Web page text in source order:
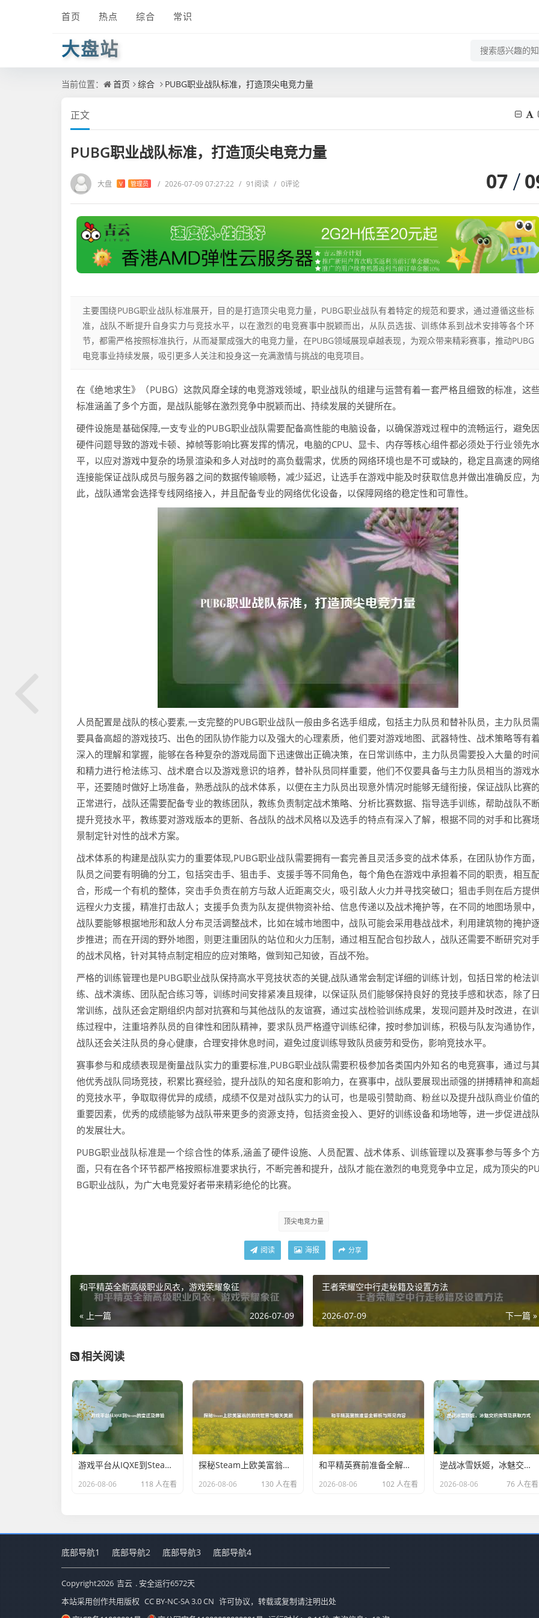
首页 热点 综合 常识
大盘站
当前位置： 首页 综合 PUBG职业战队标准，打造顶尖电竞力量
正文
PUBG职业战队标准，打造顶尖电竞力量
大盘 V 管理员 / 2026-07-09 07:27:22 / 91阅读 / 0评论 07
主要围绕PUBG职业战队标准展开，目的是打造顶尖电竞力量，PUBG职业战队有着特定的规范和要求，通过遵循这些标
准，战队不断提升自身实力与竞技水平，以在激烈的电竞赛事中脱颖而出，从队员选拔、训练体系到战术安排等各个环
节，都需严格按照标准执行，从而凝聚成强大的电竞力量，在PUBG领域展现卓越表现，为观众带来精彩赛事，推动PUBG
电竞事业持续发展，吸引更多人关注和投身这一充满激情与挑战的电竞项目。
在《绝地求生》（PUBG）这款风靡全球的电竞游戏领域，职业战队的组建与运营有着一套严格且细致的标准，这
标准涵盖了多个方面，是战队能够在激烈竞争中脱颖而出、持续发展的关键所在。
硬件设施是基础保障,一支专业的PUBG职业战队需要配备高性能的电脑设备，以确保游戏过程中的流畅运行，避免因
硬件问题导致的游戏卡顿、掉帧等影响比赛发挥的情况，电脑的CPU、显卡、内存等核心组件都必须处于行业领先
平，以应对游戏中复杂的场景渲染和多人对战时的高负载需求，优质的网络环境也是不可或缺的，稳定且高速的网
连接能保证战队成员与服务器之间的数据传输顺畅，减少延迟，让选手在游戏中能及时获取信息并做出准确反应，为
此，战队通常会选择专线网络接入，并且配备专业的网络优化设备，以保障网络的稳定性和可靠性。
人员配置是战队的核心要素,一支完整的PUBG职业战队一般由多名选手组成，包括主力队员和替补队员，主力队员需
要具备高超的游戏技巧、出色的团队协作能力以及强大的心理素质，他们要对游戏地图、武器特性、战术策略等有着
深入的理解和掌握，能够在各种复杂的游戏局面下迅速做出正确决策，在日常训练中，主力队员需要投入大量的时间
和精力进行枪法练习、战术磨合以及游戏意识的培养，替补队员同样重要，他们不仅要具备与主力队员相当的游戏
平，还要随时做好上场准备，熟悉战队的战术体系，以便在主力队员出现意外情况时能够无缝衔接，保证战队比赛的
正常进行，战队还需要配备专业的教练团队，教练负责制定战术策略、分析比赛数据、指导选手训练，帮助战队不
提升竞技水平，教练要对游戏版本的更新、各战队的战术风格以及选手的特点有深入了解，根据不同的对手和比赛场
景制定针对性的战术方案。
战术体系的构建是战队实力的重要体现,PUBG职业战队需要拥有一套完善且灵活多变的战术体系，在团队协作方面，
队员之间要有明确的分工，包括突击手、狙击手、支援手等不同角色，每个角色在游戏中承担着不同的职责，相互
合，形成一个有机的整体，突击手负责在前方与敌人近距离交火，吸引敌人火力并寻找突破口；狙击手则在后方提
远程火力支援，精准打击敌人；支援手负责为队友提供物资补给、信息传递以及战术掩护等，在不同的地图场景中，
战队要能够根据地形和敌人分布灵活调整战术，比如在城市地图中，战队可能会采用巷战战术，利用建筑物的掩护逐
步推进；而在开阔的野外地图，则更注重团队的站位和火力压制，通过相互配合包抄敌人，战队还需要不断研究对
的战术风格，针对其特点制定相应的应对策略，做到知己知彼，百战不殆。
严格的训练管理也是PUBG职业战队保持高水平竞技状态的关键,战队通常会制定详细的训练计划，包括日常的枪法训
练、战术演练、团队配合练习等，训练时间安排紧凑且规律，以保证队员们能够保持良好的竞技手感和状态，除了日
常训练，战队还会定期组织内部对抗赛和与其他战队的友谊赛，通过实战检验训练成果，发现问题并及时改进，在训
练过程中，注重培养队员的自律性和团队精神，要求队员严格遵守训练纪律，按时参加训练，积极与队友沟通协作，
战队还会关注队员的身心健康，合理安排休息时间，避免过度训练导致队员疲劳和受伤，影响竞技水平。
赛事参与和成绩表现是衡量战队实力的重要标准,PUBG职业战队需要积极参加各类国内外知名的电竞赛事，通过与
他优秀战队同场竞技，积累比赛经验，提升战队的知名度和影响力，在赛事中，战队要展现出顽强的拼搏精神和高超
的竞技水平，争取取得优异的成绩，成绩不仅是对战队实力的认可，也是吸引赞助商、粉丝以及提升战队商业价值的
重要因素，优秀的成绩能够为战队带来更多的资源支持，包括资金投入、更好的训练设备和场地等，进一步促进战队
的发展壮大。
PUBG职业战队标准是一个综合性的体系,涵盖了硬件设施、人员配置、战术体系、训练管理以及赛事参与等多个方
面，只有在各个环节都严格按照标准要求执行，不断完善和提升，战队才能在激烈的电竞竞争中立足，成为顶尖的PU
BG职业战队，为广大电竞爱好者带来精彩绝伦的比赛。
顶尖电竞力量
阅读 海报 分享
和平精英全新高级职业风衣，游戏荣耀象征
« 上一篇 2026-07-09
王者荣耀空中行走秘籍及设置方法
下一篇 »
2026-07-09
相关阅读
游戏平台从IQXE到Steam的变迁及体验
2026-08-06 118 人在看
探秘Steam上欧美富翁的游戏世界与相关美剧
2026-08-06 130 人在看
和平精英赛前准备全解析与所见内容
2026-08-06 102 人在看
逆战冰雪妖姬，冰魅交织传奇及获取方式
2026-08-06 76 人在看
底部导航1 底部导航2 底部导航3 底部导航4
Copyright2026 吉云 . 安全运行6572天
本站采用创作共用版权 CC BY-NC-SA 3.0 CN 许可协议，转载或复制请注明出处